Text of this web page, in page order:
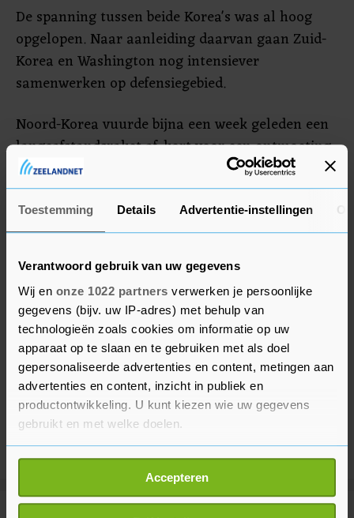
Toestemming Details Advertentie-instellingen
Verantwoord gebruik van uw gegevens
Wij en onze 1022 partners verwerken je persoonlijke
gegevens (bijv. uw IP-adres) met behulp van
technologieën zoals cookies om informatie op uw
apparaat op te slaan en te gebruiken met als doel
gepersonaliseerde advertenties en content, metingen aan
advertenties en content, inzicht in publiek en
productontwikkeling. U kunt kiezen wie uw gegevens
gebruikt en met welke doelen.
Als u het toestaat, willen we ook graag:
Informatie verzamelen over uw geografische
locatie, die tot een paar meter nauwkeurig kan zijn
Accepteren
De spanning tussen beide Korea's was al hoog
opgelopen. Naar aanleiding daarvan gaan Zuid-
Korea en Washington nog intensiever
samenwerken op defensiegebied.
Noord-Korea vuurde bijna een week geleden een
langeafstandsraket af, kort voor een ontmoeting
van de leiders van Zuid-Korea en Japan.